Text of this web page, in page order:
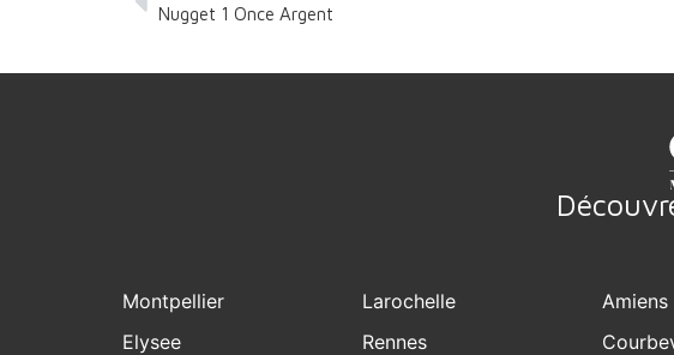
Nugget 1 Once Argent
Montpellier
Elysee
Larochelle
Rennes
Amiens